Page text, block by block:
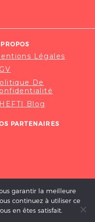
Légales
De
Blog
PARTENAIRES
garantir la meilleure
continuez à utiliser ce
en êtes satisfait.